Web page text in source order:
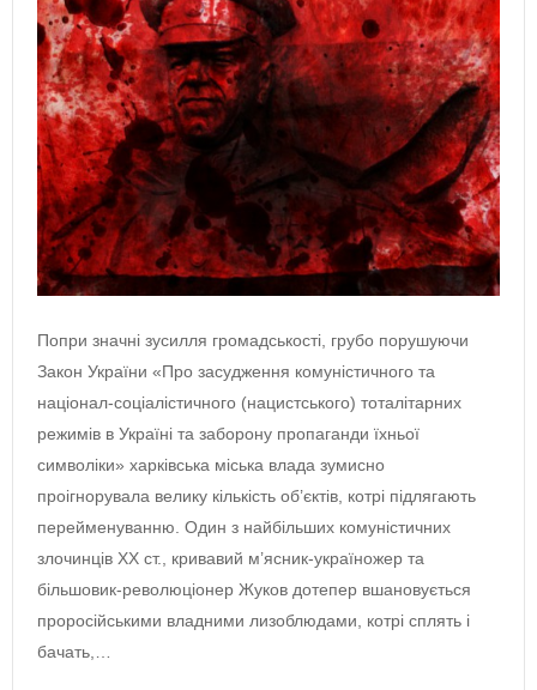
Попри значні зусилля громадськості, грубо порушуючи
Закон України «Про засудження комуністичного та
націонал-соціалістичного (нацистського) тоталітарних
режимів в Україні та заборону пропаганди їхньої
символіки» харківська міська влада зумисно
проігнорувала велику кількість об’єктів, котрі підлягають
перейменуванню. Один з найбільших комуністичних
злочинців ХХ ст., кривавий м’ясник-україножер та
більшовик-революціонер Жуков дотепер вшановується
проросійськими владними лизоблюдами, котрі сплять і
бачать,…